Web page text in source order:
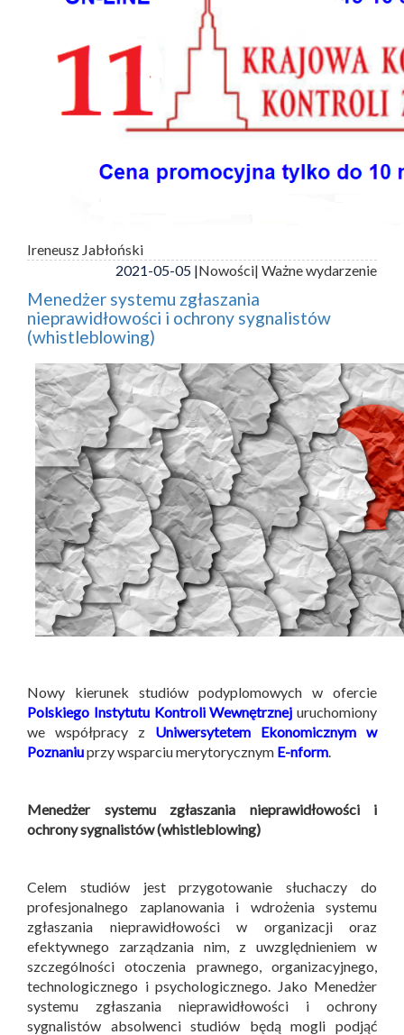
Ireneusz Jabłoński
2021-05-05 |Nowości| Ważne wydarzenie
Menedżer systemu zgłaszania
nieprawidłowości i ochrony sygnalistów
(whistleblowing)
Nowy kierunek studiów podyplomowych w ofercie
Polskiego Instytutu Kontroli Wewnętrznej uruchomiony
we współpracy z Uniwersytetem Ekonomicznym w
Poznaniuprzy wsparciu merytorycznym E-nform
Menedżer systemu zgłaszania nieprawidłowości i
ochrony sygnalistów (whistleblowing)
Celem studiów jest przygotowanie słuchaczy do
profesjonalnego zaplanowania i wdrożenia systemu
zgłaszania nieprawidłowości w organizacji oraz
efektywnego zarządzania nim, z uwzględnieniem w
szczególności otoczenia prawnego, organizacyjnego,
technologicznego i psychologicznego. Jako Menedżer
systemu zgłaszania nieprawidłowości i ochrony
sygnalistów absolwenci studiów będą mogli podjąć